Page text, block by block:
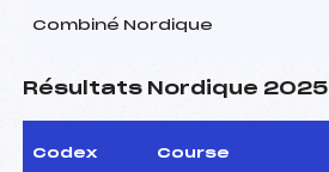
Combiné Nordique
Résultats Nordique 2025
Codex Course